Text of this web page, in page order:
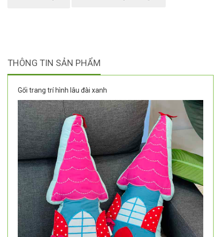
THÔNG TIN SẢN PHẨM
Gối trang trí hình lâu đài xanh